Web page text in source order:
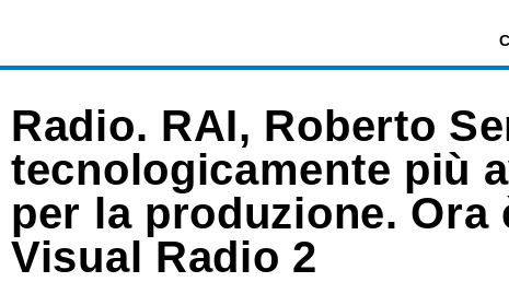
Radio. RAI, Roberto
tecnologicamente più
per la produzione. Ora
Visual Radio 2